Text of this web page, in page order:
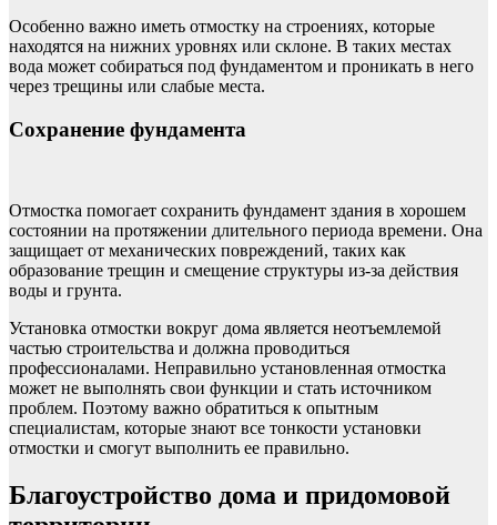
Особенно важно иметь отмостку на строениях, которые
находятся на нижних уровнях или склоне. В таких местах
вода может собираться под фундаментом и проникать в него
через трещины или слабые места.
Сохранение фундамента
Отмостка помогает сохранить фундамент здания в хорошем
состоянии на протяжении длительного периода времени. Она
защищает от механических повреждений, таких как
образование трещин и смещение структуры из-за действия
воды и грунта.
Установка отмостки вокруг дома является неотъемлемой
частью строительства и должна проводиться
профессионалами. Неправильно установленная отмостка
может не выполнять свои функции и стать источником
проблем. Поэтому важно обратиться к опытным
специалистам, которые знают все тонкости установки
отмостки и смогут выполнить ее правильно.
Благоустройство дома и придомовой